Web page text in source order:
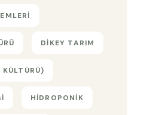
DIKEY TARIM
KÜLTÜRÜ)
HIDROPONIK